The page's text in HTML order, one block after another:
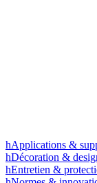
hApplications &
hDécoration &
hEntretien &